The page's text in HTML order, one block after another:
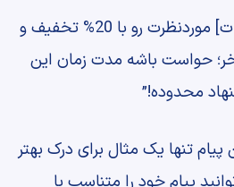
“قهوه [محصول / خدمات] موردنظرت رو با 20% تخفیف و
حواست باشه مدت زمان این
محدوده!”
پیام تنها یک مثال برای درک بهتر
پیام خود را متناسب با